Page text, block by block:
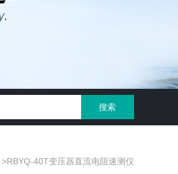
>RBYQ-40T变压器直流电阻速测仪